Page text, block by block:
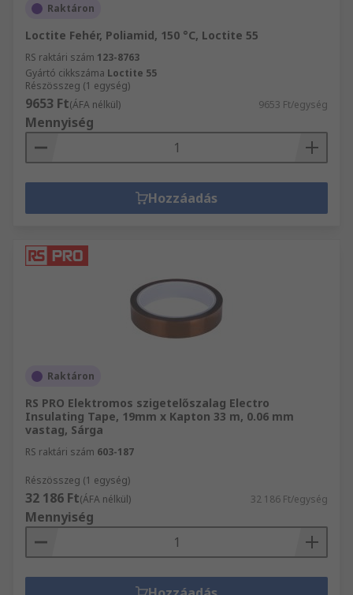
Raktáron
Loctite Fehér, Poliamid, 150 °C, Loctite 55
RS raktári szám 123-8763
Gyártó cikkszáma Loctite 55
Részösszeg (1 egység)
9653 Ft(ÁFA nélkül) 9653 Ft/egység
Mennyiség
Hozzáadás
Raktáron
RS PRO Elektromos szigetelőszalag Electro
Insulating Tape, 19mm x Kapton 33 m, 0.06 mm
vastag, Sárga
RS raktári szám 603-187
Részösszeg (1 egység)
32 186 Ft(ÁFA nélkül) 32 186 Ft/egység
Mennyiség